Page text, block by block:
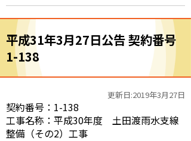
平成31年3月27日公告 契約番号
1-138
更新日:2019年3月27日
契約番号：1-138
工事名称：平成30年度 土田渡雨水支線
整備（その2）工事